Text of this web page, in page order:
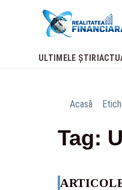
ULTIMELE ȘTIRI
Acasă
Tag: